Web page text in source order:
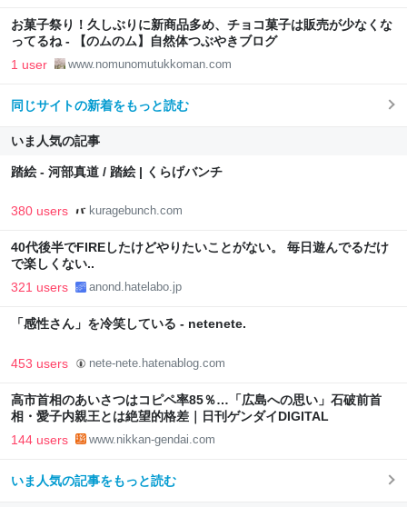
お菓子祭り！久しぶりに新商品多め、チョコ菓子は販売が少なくな
ってるね - 【のムのム】自然体つぶやきブログ
1 user www.nomunomutukkoman.com
同じサイトの新着をもっと読む
いま人気の記事
踏絵 - 河部真道 / 踏絵 | くらげバンチ
380 users kuragebunch.com
40代後半でFIREしたけどやりたいことがない。 毎日遊んでるだけ
で楽しくない..
321 users anond.hatelabo.jp
「感性さん」を冷笑している - netenete.
453 users nete-nete.hatenablog.com
高市首相のあいさつはコピペ率85％…「広島への思い」石破前首
相・愛子内親王とは絶望的格差｜日刊ゲンダイDIGITAL
144 users www.nikkan-gendai.com
いま人気の記事をもっと読む